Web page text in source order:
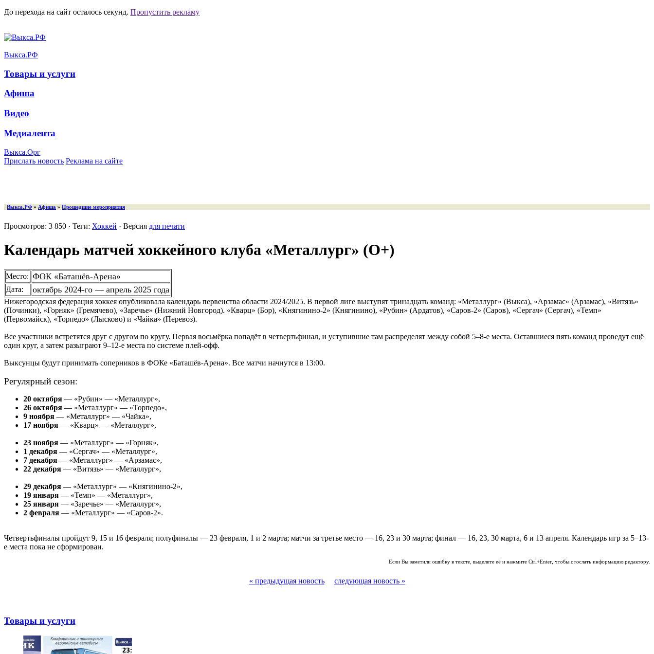
До перехода на сайт осталось секунд. Пропустить рекламу
Выкса.РФ
Товары и услуги
Афиша
Видео
Медиалента
Выкса.Орг
Прислать новость Реклама на сайте
Выкса.РФ » Афиша » Прошедшие мероприятия
Просмотров: 3 850 · Теги: Хоккей · Версия для печати
Календарь матчей хоккейного клуба «Металлург» (O+)
Место: ФОК «Баташёв-Арена»
Дата: октябрь 2024-го — апрель 2025 года
Нижегородская федерация хоккея опубликовала календарь первенства области 2024/2025. В первой лиге выступят тринадцать команд: «Металлург» (Выкса), «Арзамас» (Арзамас), «Витязь»
(Починки), «Горняк» (Гремячево), «Заречье» (Нижний Новгород). «Кварц» (Бор), «Княгинино-2» (Княгинино), «Рубин» (Ардатов), «Саров-2» (Саров), «Сергач» (Сергач), «Темп»
(Первомайск), «Торпедо» (Лысково) и «Чайка» (Перевоз).
Все участники встретятся друг с другом по кругу. Первая восьмёрка попадёт в четвертьфинал, и уступившие там распределят между собой 5–8-е места. Оставшиеся пять команд проведут ещё
один круг, а затем разыграют 9–12-е места по системе плей-офф.
Выксунцы будут принимать соперников в ФОКе «Баташёв-Арена». Все матчи начнутся в 13:00.
Регулярный сезон:
20 октября — «Рубин» — «Металлург»,
26 октября — «Металлург» — «Торпедо»,
9 ноября — «Металлург» — «Чайка»,
17 ноября — «Кварц» — «Металлург»,
23 ноября — «Металлург» — «Горняк»,
1 декабря — «Сергач» — «Металлург»,
7 декабря — «Металлург» — «Арзамас»,
22 декабря — «Витязь» — «Металлург»,
29 декабря — «Металлург» — «Княгинино-2»,
19 января — «Темп» — «Металлург»,
25 января — «Заречье» — «Металлург»,
2 февраля — «Металлург» — «Саров-2».
Четвертьфиналы пройдут 9, 15 и 16 февраля; полуфиналы — 23 февраля, 1 и 2 марта; матчи за третье место — 16, 23 и 30 марта; финал — 16, 23, 30 марта, 6 и 13 апреля. Календарь игр за 5–13-
е места пока не сформирован.
Если Вы заметили ошибку в тексте, выделите её и нажмите Ctrl+Enter, чтобы отослать информацию редактору.
« предыдущая новость следующая новость »
Товары и услуги